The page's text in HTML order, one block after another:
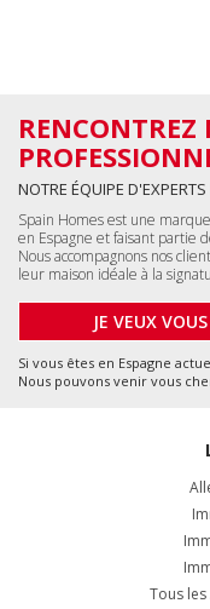
RENCONTREZ
NOTRE ÉQUIPE
Spain Homes est une
en Espagne et faisant partie
Nous accompagnons nos
leur maison idéale à la
JE VEUX
Si vous êtes en Espagne
Nous pouvons venir vous
Tous